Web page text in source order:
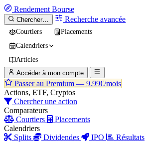
Rendement Bourse
Chercher… Recherche avancée
Courtiers
Placements
Calendriers
Articles
Accéder à mon compte
Passer au Premium — 9.99€/mois
Actions, ETF, Cryptos
Chercher une action
Comparateurs
Courtiers
Placements
Calendriers
Splits
Dividendes IPO
Résultats